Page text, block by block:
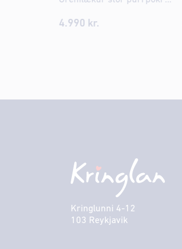
4.990 kr.
Kringlunni 4-12
103 Reykjavik